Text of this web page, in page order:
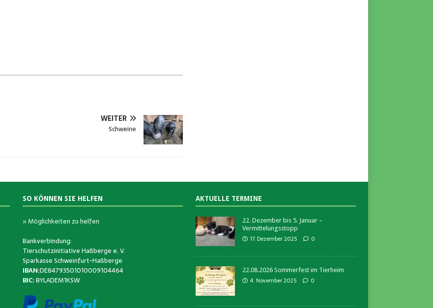
WEITER
Schweine
SO KÖNNEN SIE HELFEN
» Möglichkeiten zu helfen
Bankverbindung:
Tierschutzinitiative Haßberge e. V.
Sparkasse Schweinfurt-Haßberge
IBAN:DE84793501010009104464
BIC:BYLADEM1KSW
AKTUELLE TERMINE
22. Dezember bis 5. Januar –
Vermittelungsstopp
17. Dezember 2025 0
22.08.2026 Sommerfest im Tierheim
4. November 2025 0